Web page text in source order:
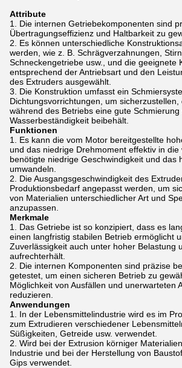
Attribute
Die internen Getriebekomponenten sind
Übertragungseffizienz und Haltbarkeit zu
Es können unterschiedliche
werden, wie z. B. Schrägverzahnungen,
Schneckengetriebe usw., und die geeignete
entsprechend der Antriebsart und den
des Extruders ausgewählt.
Die Konstruktion umfasst ein
Dichtungsvorrichtungen, um
während des Betriebs eine gute
Wasserbeständigkeit beibehält.
Funktionen
Es kann die vom Motor bereitgestellte
und das niedrige Drehmoment effektiv in die
benötigte niedrige Geschwindigkeit und das
umwandeln.
Die Ausgangsgeschwindigkeit des
Produktionsbedarf angepasst werden, um
von Materialien unterschiedlicher Art und
anzupassen.
Merkmale
Das Getriebe ist so konzipiert, dass es
einen langfristig stabilen Betrieb ermöglicht
Zuverlässigkeit auch unter hoher Belastung
aufrechterhält.
Die internen Komponenten sind präzise
getestet, um einen sicheren Betrieb zu
Möglichkeit von Ausfällen und unerwarteten
reduzieren.
Anwendungen
In der Lebensmittelindustrie wird es im
zum Extrudieren verschiedener
Süßigkeiten, Getreide usw. verwendet.
Wird bei der Extrusion körniger
Industrie und bei der Herstellung von
Gips verwendet.